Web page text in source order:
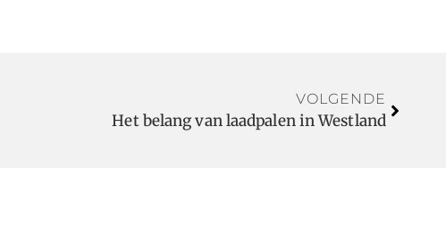
VOLGENDE
Het belang van laadpalen in Westland